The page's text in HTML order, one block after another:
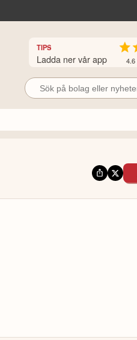
TIPS
Ladda ner vår app 4.6